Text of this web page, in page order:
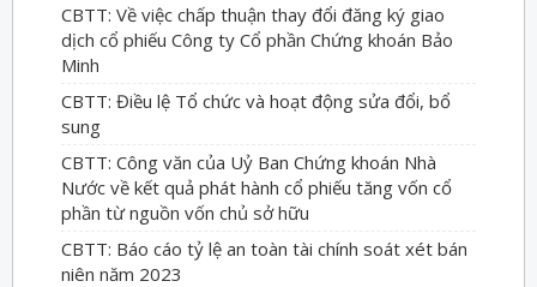
CBTT: Về việc chấp thuận thay đổi đăng ký giao
dịch cổ phiếu Công ty Cổ phần Chứng khoán Bảo
Minh
CBTT: Điều lệ Tổ chức và hoạt động sửa đổi, bổ
sung
CBTT: Công văn của Uỷ Ban Chứng khoán Nhà
Nước về kết quả phát hành cổ phiếu tăng vốn cổ
phần từ nguồn vốn chủ sở hữu
CBTT: Báo cáo tỷ lệ an toàn tài chính soát xét bán
niên năm 2023